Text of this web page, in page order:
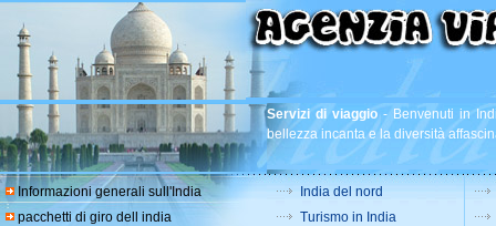
Servizi di viaggio- Benvenuti in
bellezza incanta e la diversità
Informazioni generali sull'India
pacchetti di giro dell india
India del nord
Turismo in India